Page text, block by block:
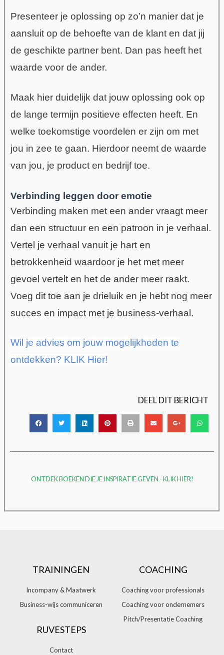
Presenteer je oplossing op zo’n manier dat je
aansluit op de behoefte van de klant en dat jij
de geschikte partner bent. Dan pas heeft het
waarde voor de ander.
Maak hier duidelijk dat jouw oplossing ook op
de lange termijn positieve effecten heeft. En
welke toekomstige voordelen er zijn om met
jou in zee te gaan. Hierdoor neemt de waarde
van jou, je product en bedrijf toe.
Verbinding leggen door emotie
Verbinding maken met een ander vraagt meer
dan een structuur en een patroon in je verhaal.
Vertel je verhaal vanuit je hart en
betrokkenheid waardoor je het met meer
gevoel vertelt en het de ander meer raakt.
Voeg dit toe aan je drieluik en je hebt nog meer
succes en impact met je business-verhaal.
Wil je advies om jouw mogelijkheden te
ontdekken? KLIK Hier!
DEEL DIT BERICHT
ONTDEK BOEKEN DIE JE INSPIRATIE GEVEN - KLIK HIER!
TRAININGEN
Incompany & Maatwerk
Business-wijs communiceren
COACHING
Coaching voor professionals
Coaching voor ondernemers
Pitch/Presentatie Coaching
RUVESTEPS
Contact